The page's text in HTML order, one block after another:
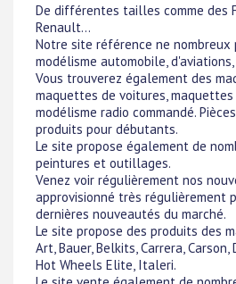
De différentes tailles comme des
Renault...
Notre site référence ne nombreux
modélisme automobile,
Vous trouverez également des
maquettes de voitures, maquettes
modélisme radio commandé.
produits pour débutants.
Le site propose également de
peintures et outillages.
Venez voir régulièrement nos
approvisionné très régulièrement
dernières nouveautés du marché.
Le site propose des produits des
Art, Bauer, Belkits, Carrera, Carson,
Hot Wheels Elite, Italeri.